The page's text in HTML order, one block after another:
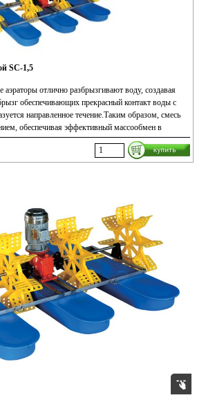
SC-1,5
отлично разбрызгивают воду, создавая
обеспечивающих прекрасный контакт воды с
направленное течение.Таким образом, смесь
обеспечивая эффективный массообмен в
очень хорошее обогащение кислородом
дегазация, с удалением азота, двуокиси